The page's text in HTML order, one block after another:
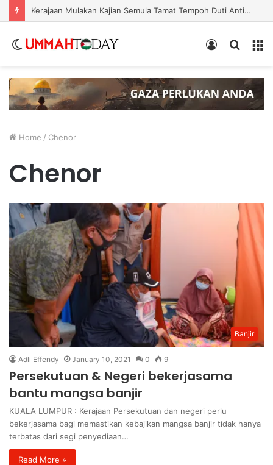
Kerajaan Mulakan Kajian Semula Tamat Tempoh Duti Anti-Lambakan Import Gegelung Keluli China, Vietnam
skin
for
In
Home / Chenor
Chenor
Banjir
Adli Effendy January 10, 2021 0 9
Persekutuan & Negeri bekerjasama
bantu mangsa banjir
KUALA LUMPUR : Kerajaan Persekutuan dan negeri perlu
bekerjasama bagi memastikan kebajikan mangsa banjir tidak hanya
terbatas dari segi penyediaan…
Read More »